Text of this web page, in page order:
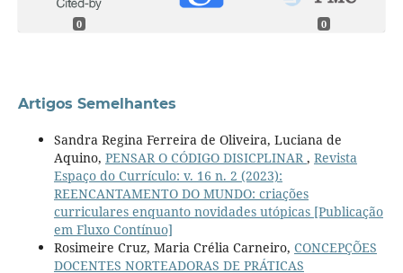
0 0
Artigos Semelhantes
Sandra Regina Ferreira de Oliveira, Luciana de
Aquino, PENSAR O CÓDIGO DISICPLINAR , Revista
Espaço do Currículo: v. 16 n. 2 (2023):
REENCANTAMENTO DO MUNDO: criações
curriculares enquanto novidades utópicas [Publicação
em Fluxo Contínuo]
Rosimeire Cruz, Maria Crélia Carneiro, CONCEPÇÕES
DOCENTES NORTEADORAS DE PRÁTICAS